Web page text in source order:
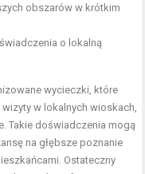
obszarów w krótkim
o lokalną
wycieczki, które
w lokalnych wioskach,
Takie doświadczenia mogą
na głębsze poznanie
Ostateczny